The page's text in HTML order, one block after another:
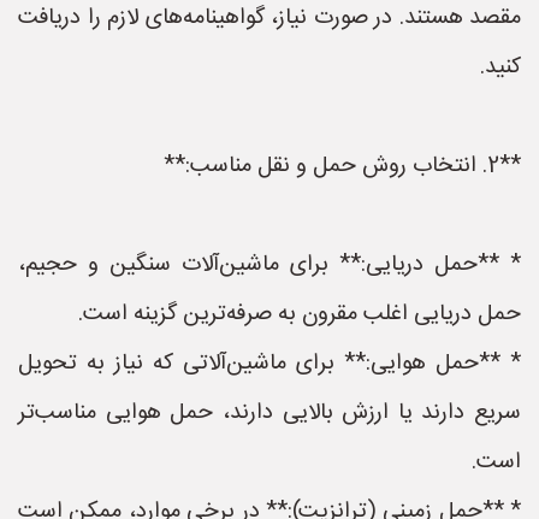
مقصد هستند. در صورت نیاز، گواهینامه‌های لازم را دریافت
کنید.
**2. انتخاب روش حمل و نقل مناسب:**
* **حمل دریایی:** برای ماشین‌آلات سنگین و حجیم،
حمل دریایی اغلب مقرون به صرفه‌ترین گزینه است.
* **حمل هوایی:** برای ماشین‌آلاتی که نیاز به تحویل
سریع دارند یا ارزش بالایی دارند، حمل هوایی مناسب‌تر
است.
* **حمل زمینی (ترانزیت):** در برخی موارد، ممکن است